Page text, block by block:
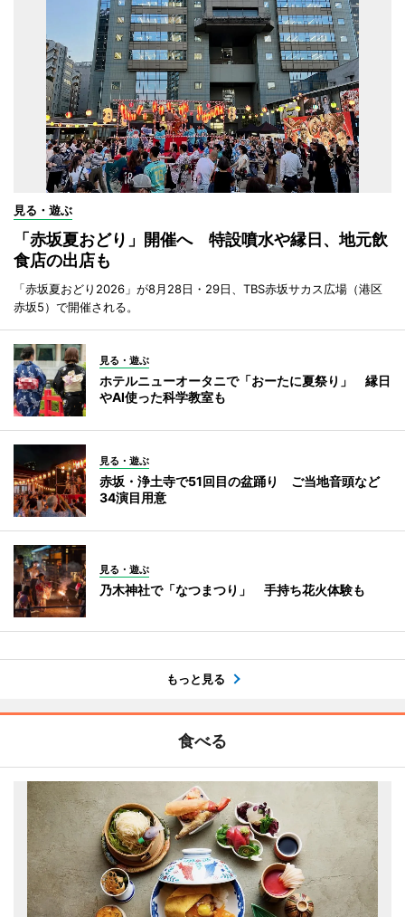
見る・遊ぶ
「赤坂夏おどり」開催へ 特設噴水や縁日、地元飲
食店の出店も
「赤坂夏おどり2026」が8月28日・29日、TBS赤坂サカス広場（港区
赤坂5）で開催される。
見る・遊ぶ
ホテルニューオータニで「おーたに夏祭り」 縁日
やAI使った科学教室も
見る・遊ぶ
赤坂・浄土寺で51回目の盆踊り ご当地音頭など
34演目用意
見る・遊ぶ
乃木神社で「なつまつり」 手持ち花火体験も
もっと見る
食べる